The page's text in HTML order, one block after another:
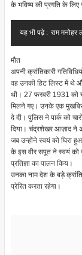
के भविष्य की प्रगति के लिए
यह भी पढ़े : राम मनोहर
मौत
अपनी क्रांतिकारी
वह उनकी हिट लिस्ट में थे और
थी। 27 फरवरी 1931 को
मिलने गए। उनके एक
दे दी। पुलिस ने पार्क को
दिया। चंद्रशेखर आज़ाद ने
जब उन्होंने स्वयं को घिरा
के इस वीर सपूत ने स्वयं को
प्रतिज्ञा का पालन किय।
उनका नाम देश के बड़े
प्रेरित करता रहेगा।